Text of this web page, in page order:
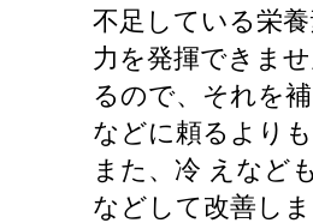
不足している栄
力を発揮できま
るので、それを
などに頼るより
また、冷 えなど
などして改善し